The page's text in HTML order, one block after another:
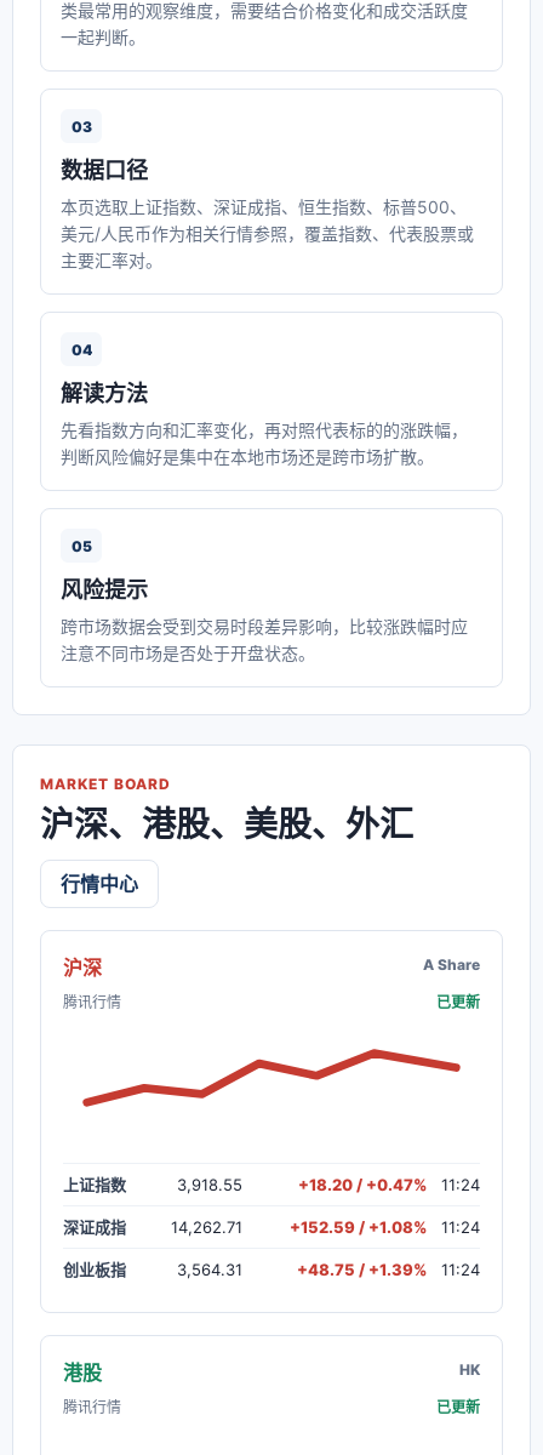
类最常用的观察维度，需要结合价格变化和成交活跃度
一起判断。
03
数据口径
本页选取上证指数、深证成指、恒生指数、标普500、
美元/人民币作为相关行情参照，覆盖指数、代表股票或
主要汇率对。
04
解读方法
先看指数方向和汇率变化，再对照代表标的的涨跌幅，
判断风险偏好是集中在本地市场还是跨市场扩散。
05
风险提示
跨市场数据会受到交易时段差异影响，比较涨跌幅时应
注意不同市场是否处于开盘状态。
MARKET BOARD
沪深、港股、美股、外汇
行情中心
沪深 A Share
腾讯行情 已更新
上证指数 3,918.55 +18.20 / +0.47% 11:24
深证成指 14,262.71 +152.59 / +1.08% 11:24
创业板指 3,564.31 +48.75 / +1.39% 11:24
港股 HK
腾讯行情 已更新